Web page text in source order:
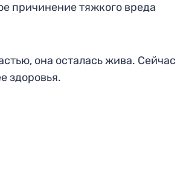
причинение тяжкого вреда
она осталась жива. Сейчас
здоровья.